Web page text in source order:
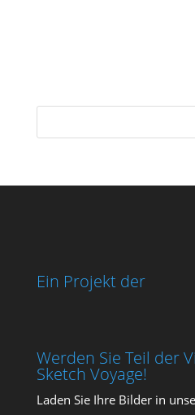
Ein Projekt der
Werden Sie Teil der
Sketch Voyage!
Laden Sie Ihre Bil­der in